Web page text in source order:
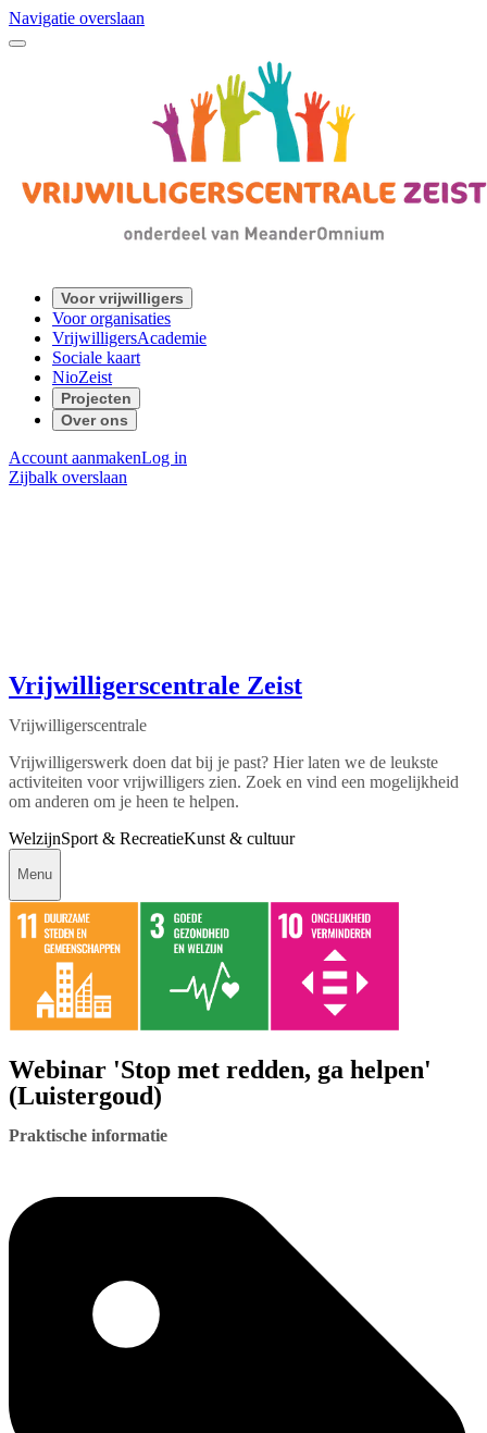
Navigatie overslaan
Voor vrijwilligers
Voor organisaties
VrijwilligersAcademie
Sociale kaart
NioZeist
Projecten
Over ons
Account aanmakenLog in
Zijbalk overslaan
Vrijwilligerscentrale Zeist
Vrijwilligerscentrale
Vrijwilligerswerk doen dat bij je past? Hier laten we de leukste
activiteiten voor vrijwilligers zien. Zoek en vind een mogelijkheid
om anderen om je heen te helpen.
WelzijnSport & RecreatieKunst & cultuur
Menu
Webinar 'Stop met redden, ga helpen'
(Luistergoud)
Praktische informatie